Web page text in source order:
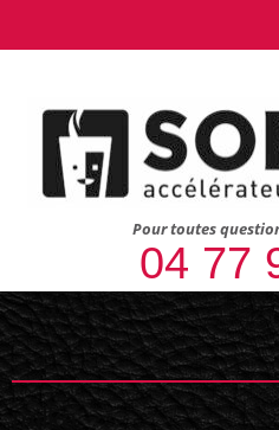
Pour toutes
04 77
milka